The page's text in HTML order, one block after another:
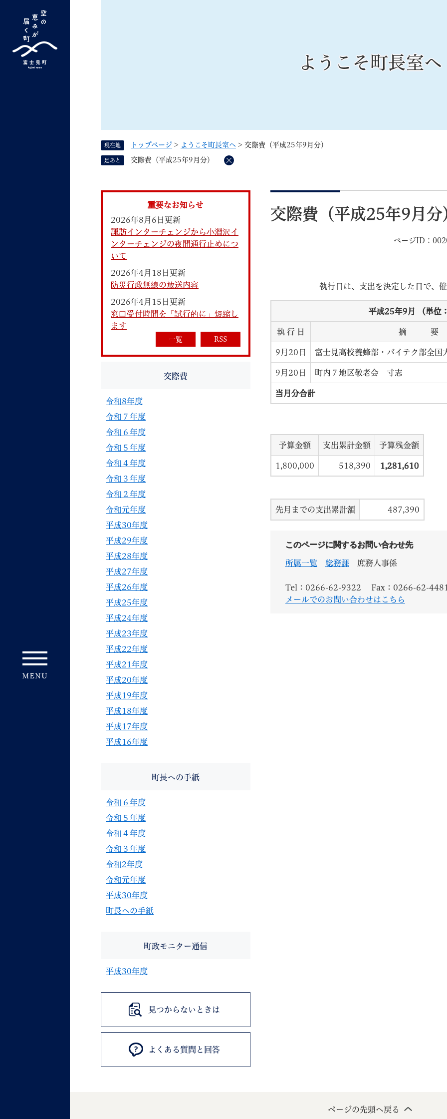
ム
すべて ページ PDF 記事ID検
くらしの情報 しごと・町づくり
組織で探す
妊娠・出産 子育て 引越し・住まい 就職
音声読み上げ 文字サイズ 標準 拡大 ページを一時保存す
携帯サイト
ようこそ町長室へ
現在地 トップページ > ようこそ町長室へ > 交際費（平成25年9月分）
足あと 交際費（平成25年9月分）
削
文
交際費（平成25年9月分
ページID：
執行日は、支出を決定した日で、
平成25年9月 （単位
執 行 日 摘 要
9月20日 富士見高校養蜂部・バイテク部全
9月20日 町内７地区敬老会 寸志
当月分合計
予算金額 支出累計金額 予算残金額
1,800,000 518,390 1,281,610
先月までの支出累計額 487,390
このページに関するお問い合わせ先
所属一覧 総務課 庶務人事係
Tel：0266-62-9322
Fax：0266-62-
メールでのお問い合わせはこちら
重要なお知らせ
2026年8月6日更新
諏訪インターチェンジから小淵沢イ
ンターチェンジの夜間通行止めにつ
いて
2026年4月18日更新
防災行政無線の放送内容
2026年4月15日更新
窓口受付時間を「試行的に」短縮し
ます
一覧 RSS
交際費
令和8年度
令和７年度
令和６年度
令和５年度
令和４年度
令和３年度
令和２年度
令和元年度
平成30年度
平成29年度
平成28年度
平成27年度
平成26年度
平成25年度
平成24年度
平成23年度
平成22年度
平成21年度
平成20年度
平成19年度
平成18年度
平成17年度
平成16年度
町長への手紙
令和６年度
令和５年度
令和４年度
令和３年度
令和2年度
令和元年度
平成30年度
町長への手紙
町政モニター通信
平成30年度
見つからないときは
よくある質問と回答
ページの先頭へ戻る